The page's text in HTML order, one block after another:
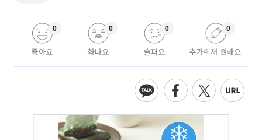
좋아요
0
화나요
0
슬퍼요
0
추가취재 원해요
0